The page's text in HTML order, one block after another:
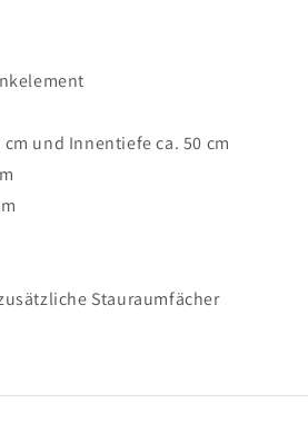
und Innentiefe ca. 50 cm
Stauraumfächer